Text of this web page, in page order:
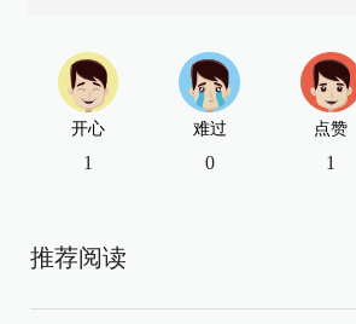
开心
1
难过
0
点赞
1
推荐阅读